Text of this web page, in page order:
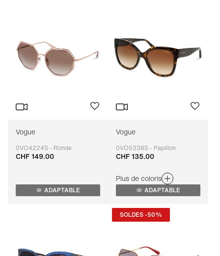
Tri marque A-Z
Tri marque Z-A
Vogue
0VO4224S - Ronde
Adaptable
CHF 149.00
ADAPTABLE
Vogue
0VO5338S - Papillon
Adaptable
CHF 135.00
Plus de coloris
ADAPTABLE
SOLDES -50%